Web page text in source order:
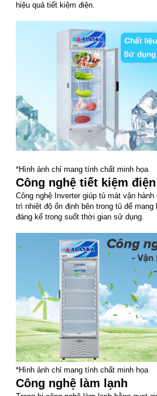
hiệu quả tiết kiệm điện.
*Hình ảnh chỉ mang tính chất minh họa
Công nghệ tiết kiệm điện
Công nghệ Inverter giúp tủ mát vận
trì nhiệt độ ổn định bên trong tủ để
đáng kể trong suốt thời gian sử dụng.
*Hình ảnh chỉ mang tính chất minh họa
Công nghệ làm lạnh